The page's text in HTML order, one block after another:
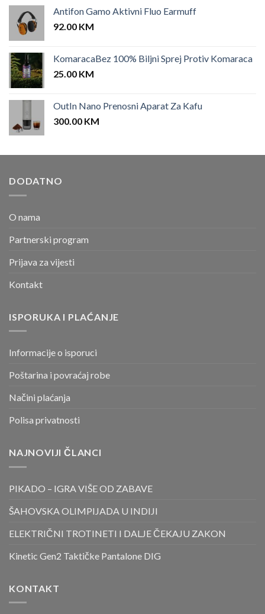
Antifon Gamo Aktivni Fluo Earmuff
92.00 KM
KomaracaBez 100% Biljni Sprej Protiv Komaraca
25.00 KM
OutIn Nano Prenosni Aparat Za Kafu
300.00 KM
DODATNO
O nama
Partnerski program
Prijava za vijesti
Kontakt
ISPORUKA I PLAĆANJE
Informacije o isporuci
Poštarina i povraćaj robe
Načini plaćanja
Polisa privatnosti
NAJNOVIJI ČLANCI
PIKADO – IGRA VIŠE OD ZABAVE
ŠAHOVSKA OLIMPIJADA U INDIJI
ELEKTRIČNI TROTINETI I DALJE ČEKAJU ZAKON
Kinetic Gen2 Taktičke Pantalone DIG
KONTAKT